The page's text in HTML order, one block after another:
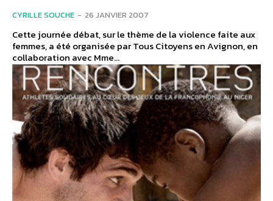
CYRILLE SOUCHE - 26 JANVIER 2007
Cette journée débat, sur le thème de la violence faite aux
femmes, a été organisée par Tous Citoyens en Avignon, en
collaboration avec Mme...